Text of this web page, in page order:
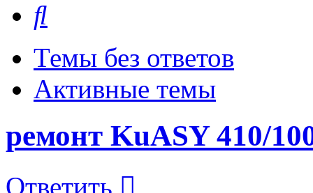
Темы без ответов
Активные темы
ремонт KuASY 410/
Ответить